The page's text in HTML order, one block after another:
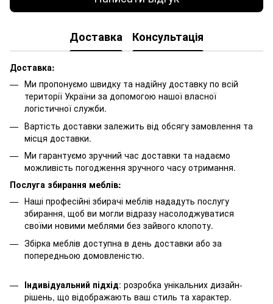
Доставка Консультація
Доставка:
Ми пропонуємо швидку та надійну доставку по всій
території України за допомогою нашої власної
логістичної служби.
Вартість доставки залежить від обсягу замовлення та
місця доставки.
Ми гарантуємо зручний час доставки та надаємо
можливість погодження зручного часу отримання.
Послуга збирання меблів:
Наші професійні збирачі меблів нададуть послугу
збирання, щоб ви могли відразу насолоджуватися
своїми новими меблями без зайвого клопоту.
Збірка меблів доступна в день доставки або за
попередньою домовленістю.
Індивідуальний підхід: розробка унікальних дизайн-
рішень, що відображають ваш стиль та характер.